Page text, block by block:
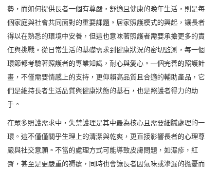
勢，而如何提供長者一個有尊嚴，舒適且健康的晚年生活，則是每
個家庭與社會共同面對的重要課題。居家照護模式的興起，讓長者
得以在熟悉的環境中安養，但這也意味著照護者需要承擔更多的責
任與挑戰。從日常生活的基礎需求到健康狀況的密切監測，每一個
環節都考驗著照護者的專業知識，耐心與愛心。一個完善的照護計
畫，不僅需要情感上的支持，更仰賴高品質且合適的輔助產品，它
們是維持長者生活品質與健康狀態的基石，也是照護者得力的助
手。
在眾多照護需求中，失禁護理是其中最為核心且需要細膩處理的一
環。這不僅僅關乎生理上的清潔與乾爽，更直接影響長者的心理尊
嚴與社交意願。不當的處理方式可能導致皮膚問題，如濕疹，紅
臀，甚至是更嚴重的褥瘡，同時也會讓長者因氣味或滲漏的擔憂而